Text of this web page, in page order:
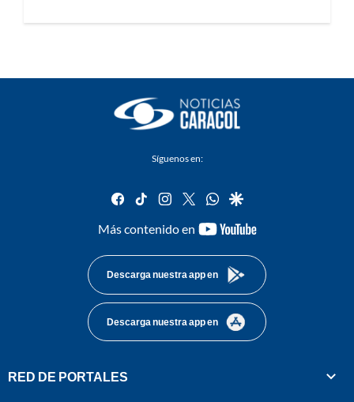
Síguenos en:
facebook
tiktok instagram
twitterwhatsapp
google
Más contenido en
youtube-
Descarga nuestra app en
Descarga nuestra app en
RED DE PORTALES